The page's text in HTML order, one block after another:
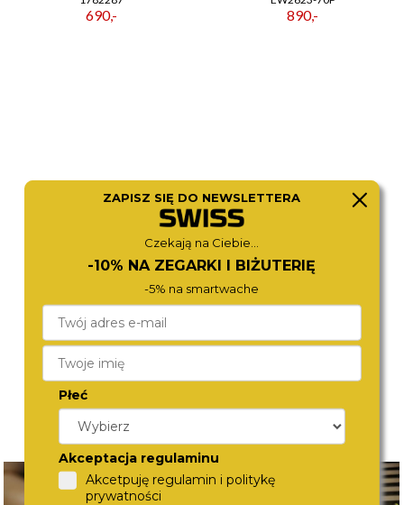
690,- 890,-
13434-366 869847 49 20 20
ZAPISZ SIĘ DO NEWSLETTERA
Czekają na Ciebie...
-10% NA ZEGARKI I BIŻUTERIĘ
-5% na smartwache
Płeć
Akceptacja regulaminu
Akcetpuję regulamin i politykę
prywatności